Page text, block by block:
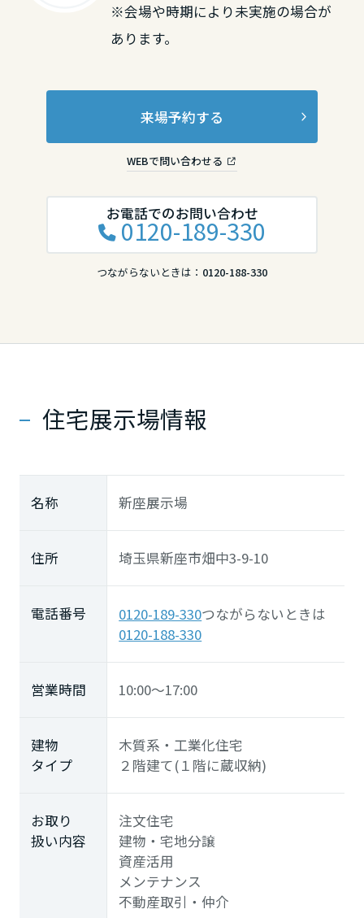
※会場や時期により未実施の場合が
あります。
来場予約する
WEBで問い合わせる
お電話でのお問い合わせ
0120-189-330
つながらないときは： 0120-188-330
住宅展示場情報
名称 新座展示場
住所 埼玉県新座市畑中3-9-10
電話番号 0120-189-330つながらないときは
0120-188-330
営業時間 10:00～17:00
建物
タイプ
木質系・工業化住宅
２階建て(１階に蔵収納)
お取り
扱い内容
注文住宅
建物・宅地分譲
資産活用
メンテナンス
不動産取引・仲介